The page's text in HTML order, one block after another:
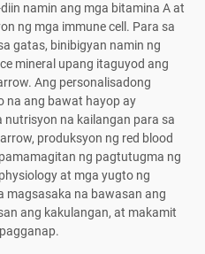
namin ang mga bitamina A at
ng mga immune cell. Para sa
gatas, binibigyan namin ng
mineral upang itaguyod ang
Ang personalisadong
na ang bawat hayop ay
na kailangan para sa
produksyon ng red blood
ng pagtutugma ng
at mga yugto ng
magsasaka na bawasan ang
ang kakulangan, at makamit